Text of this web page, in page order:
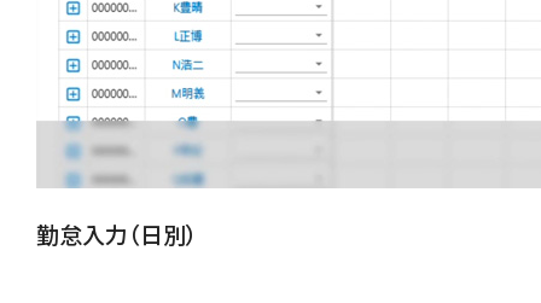
勤怠入力（日別）